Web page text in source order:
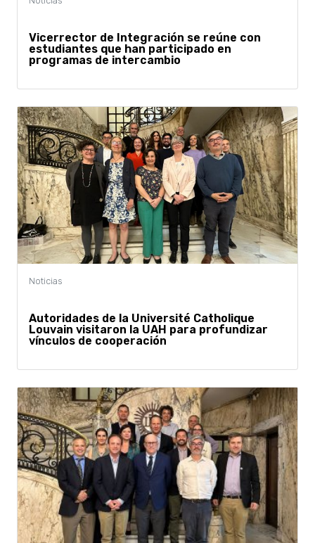
Vicerrector de Integración se reúne con
estudiantes que han participado en
programas de intercambio
Autoridades de la Université Catholique
Louvain visitaron la UAH para profundizar
vínculos de cooperación